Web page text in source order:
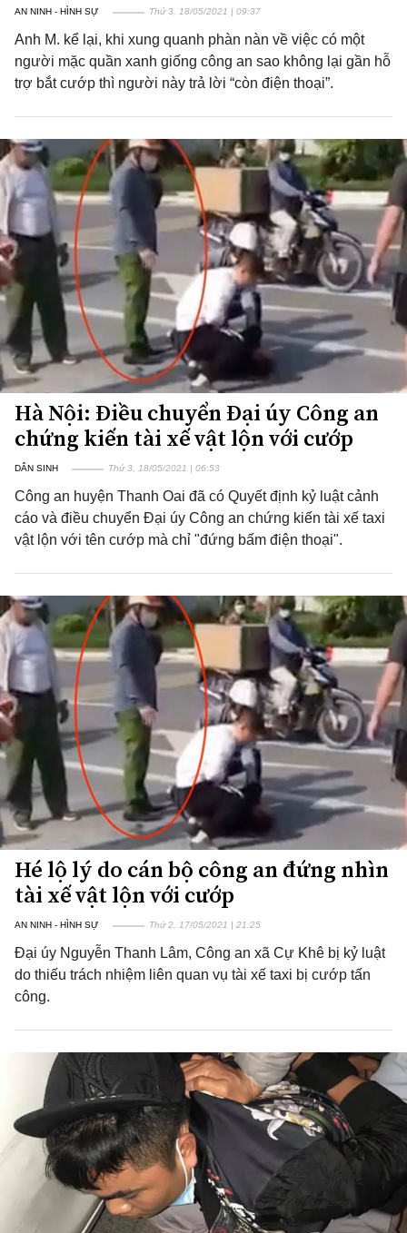
AN NINH - HÌNH SỰ Thứ 3, 18/05/2021 | 09:37
Anh M. kể lại, khi xung quanh phàn nàn về việc có một
người mặc quần xanh giống công an sao không lại gần hỗ
trợ bắt cướp thì người này trả lời “còn điện thoại”.
Hà Nội: Điều chuyển Đại úy Công an
chứng kiến tài xế vật lộn với cướp
DÂN SINH Thứ 3, 18/05/2021 | 06:53
Công an huyện Thanh Oai đã có Quyết định kỷ luật cảnh
cáo và điều chuyển Đại úy Công an chứng kiến tài xế taxi
vật lộn với tên cướp mà chỉ "đứng bấm điện thoại".
Hé lộ lý do cán bộ công an đứng nhìn
tài xế vật lộn với cướp
AN NINH - HÌNH SỰ Thứ 2, 17/05/2021 | 21:25
Đại úy Nguyễn Thanh Lâm, Công an xã Cự Khê bị kỷ luật
do thiếu trách nhiệm liên quan vụ tài xế taxi bị cướp tấn
công.